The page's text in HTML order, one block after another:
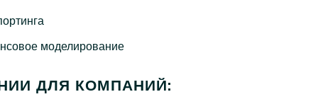
моделирование
ДЛЯ КОМПАНИЙ: